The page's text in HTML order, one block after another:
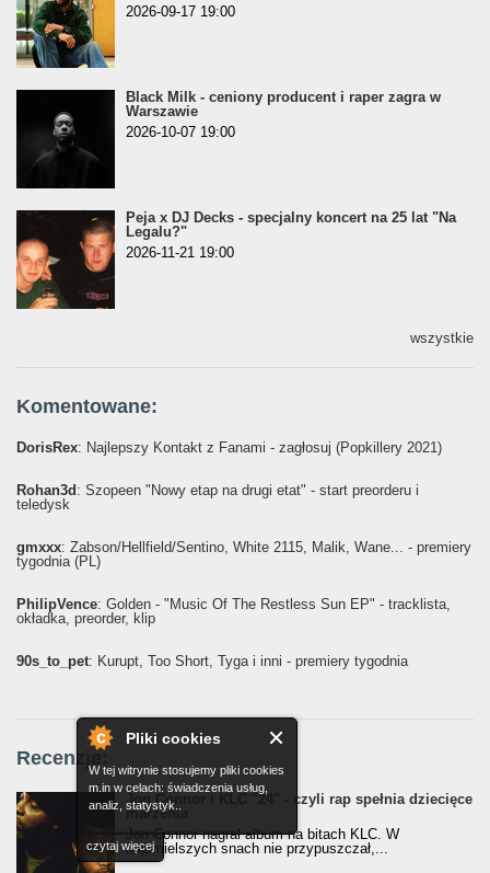
Pliki cookies
W tej witrynie stosujemy pliki cookies
m.in w celach: świadczenia usług,
analiz, statystyk..
czytaj więcej
2026-09-17 19:00
Black Milk - ceniony producent i raper zagra w
Warszawie
2026-10-07 19:00
Peja x DJ Decks - specjalny koncert na 25 lat "Na
Legalu?"
2026-11-21 19:00
wszystkie
Komentowane:
DorisRex: Najlepszy Kontakt z Fanami - zagłosuj (Popkillery 2021)
Rohan3d: Szopeen "Nowy etap na drugi etat" - start preorderu i
teledysk
gmxxx: Żabson/Hellfield/Sentino, White 2115, Malik, Wane... - premiery
tygodnia (PL)
PhilipVence: Golden - "Music Of The Restless Sun EP" - tracklista,
okładka, preorder, klip
90s_to_pet: Kurupt, Too Short, Tyga i inni - premiery tygodnia
Recenzje:
Jon Connor i KLC "24" - czyli rap spełnia dziecięce
marzenia
Jon Connor nagrał album na bitach KLC. W
najśmielszych snach nie przypuszczał,...